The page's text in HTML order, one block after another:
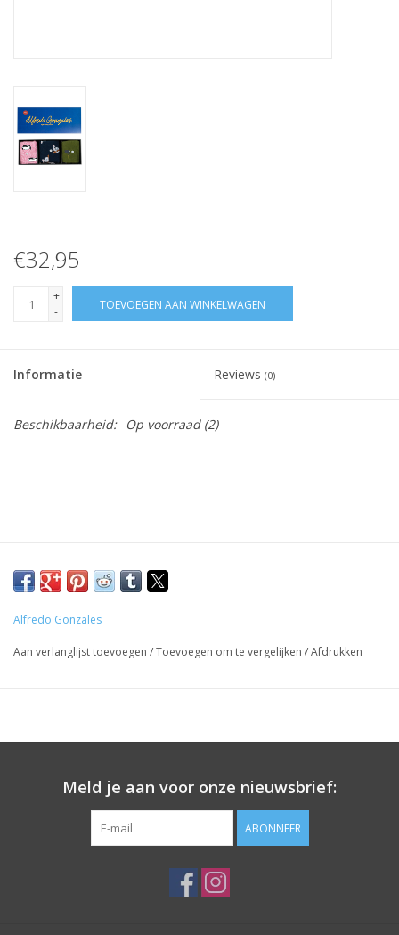
€32,95
+
-
TOEVOEGEN AAN WINKELWAGEN
Informatie Reviews (0)
Beschikbaarheid: Op voorraad(2)
Alfredo Gonzales
Aan verlanglijst toevoegen /Toevoegen om te vergelijken /Afdrukken
Meld je aan voor onze nieuwsbrief:
ABONNEER